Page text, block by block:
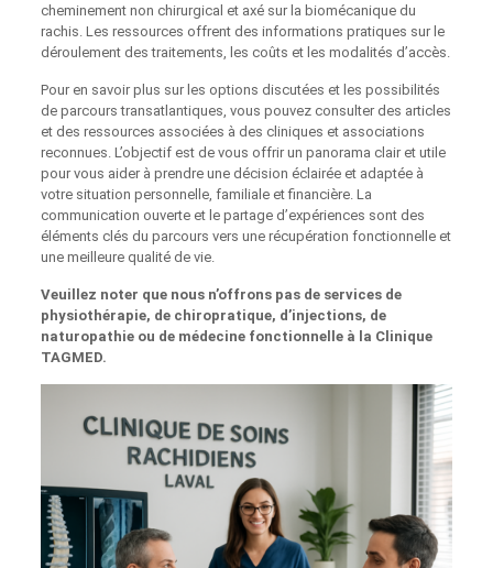
cheminement non chirurgical et axé sur la biomécanique du
rachis. Les ressources offrent des informations pratiques sur le
déroulement des traitements, les coûts et les modalités d’accès.
Pour en savoir plus sur les options discutées et les possibilités
de parcours transatlantiques, vous pouvez consulter des articles
et des ressources associées à des cliniques et associations
reconnues. L’objectif est de vous offrir un panorama clair et utile
pour vous aider à prendre une décision éclairée et adaptée à
votre situation personnelle, familiale et financière. La
communication ouverte et le partage d’expériences sont des
éléments clés du parcours vers une récupération fonctionnelle et
une meilleure qualité de vie.
Veuillez noter que nous n’offrons pas de services de
physiothérapie, de chiropratique, d’injections, de
naturopathie ou de médecine fonctionnelle à la Clinique
TAGMED.